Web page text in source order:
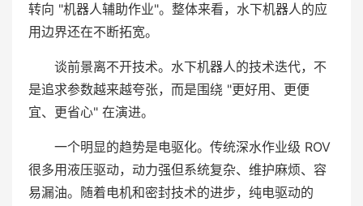
转向 "机器人辅助作业"。整体来看，水下机器人的应
用边界还在不断拓宽。
谈前景离不开技术。水下机器人的技术迭代，不
是追求参数越来越夸张，而是围绕 "更好用、更便
宜、更省心" 在演进。
一个明显的趋势是电驱化。传统深水作业级 ROV
很多用液压驱动，动力强但系统复杂、维护麻烦、容
易漏油。随着电机和密封技术的进步，纯电驱动的